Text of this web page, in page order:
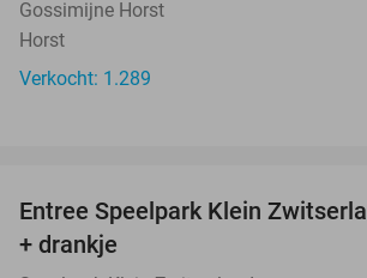
Gossimijne Horst
Horst
Verkocht: 1.289
Entree Speelpark Klein
+ drankje